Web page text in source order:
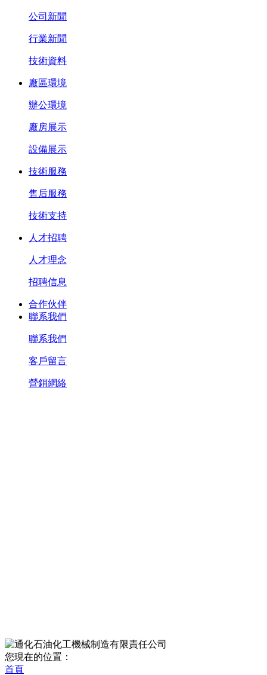
公司新聞
行業新聞
技術資料
廠區環境
辦公環境
廠房展示
設備展示
技術服務
售后服務
技術支持
人才招聘
人才理念
招聘信息
合作伙伴
聯系我們
聯系我們
客戶留言
營銷網絡
您現在的位置：
首頁